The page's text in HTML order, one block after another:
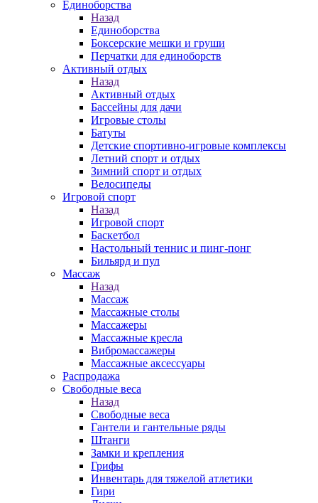
Единоборства
Назад
Единоборства
Боксерские мешки и груши
Перчатки для единоборств
Активный отдых
Назад
Активный отдых
Бассейны для дачи
Игровые столы
Батуты
Детские спортивно-игровые комплексы
Летний спорт и отдых
Зимний спорт и отдых
Велосипеды
Игровой спорт
Назад
Игровой спорт
Баскетбол
Настольный теннис и пинг-понг
Бильярд и пул
Массаж
Назад
Массаж
Массажные столы
Массажеры
Массажные кресла
Вибромассажеры
Массажные аксессуары
Распродажа
Свободные веса
Назад
Свободные веса
Гантели и гантельные ряды
Штанги
Замки и крепления
Грифы
Инвентарь для тяжелой атлетики
Гири